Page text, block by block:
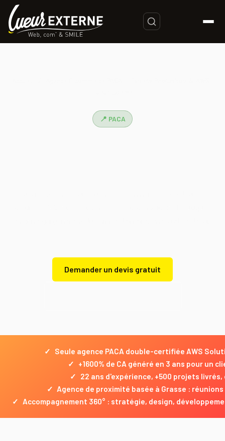
📍 PACA
Demander un devis gratuit
✓
Seule agence PACA double-certifiée AWS
✓
+1600% de CA généré en 3 ans pour un
✓
22 ans d'expérience, +500 projets
✓ Agence de proximité basée à Grasse :
✓ Accompagnement 360° : stratégie, design,